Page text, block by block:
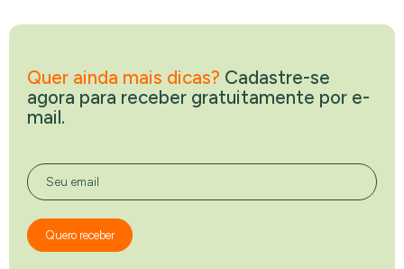
Quer ainda mais dicas? Cadastre-se
agora para receber gratuitamente por e-
mail.
Seu email
Quero receber